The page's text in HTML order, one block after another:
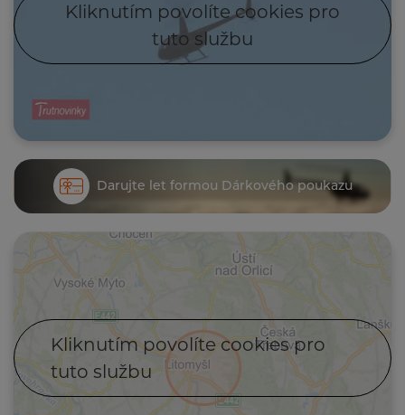
Kliknutím povolíte cookies pro
tuto službu
Darujte let formou Dárkového poukazu
Kliknutím povolíte cookies pro
tuto službu